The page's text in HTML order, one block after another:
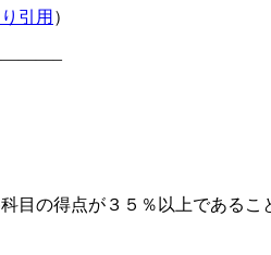
引用 ）
目の得点が３５％以上であるこ